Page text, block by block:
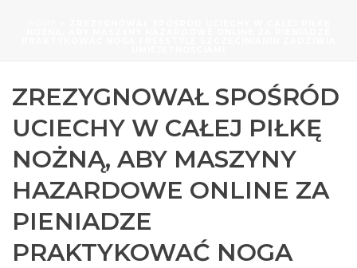
ZREZYGNOWAŁ SPOŚRÓD
UCIECHY W CAŁEJ PIŁKĘ
NOŻNĄ, ABY MASZYNY
HAZARDOWE ONLINE ZA
PIENIADZE
PRAKTYKOWAĆ NOGA